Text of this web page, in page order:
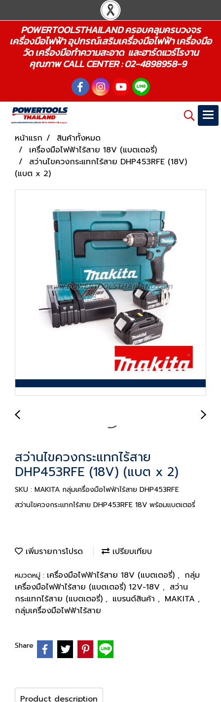
POWERTOOLSTHAILAND ครอบคลุมครบวงจร
เครื่องมือไฟฟ้า อุปกรณ์เสริมเครื่องมือไฟฟ้า เครื่องมือ
วัด เครื่องมือทำความสะอาด และฮาร์ดแวร์โรงาน
คุณภาพ CALL CENTER : 02-4898958-9
หน้าแรก
สินค้าทั้งหมด
เครื่องมือไฟฟ้าไร้สาย 18V (แบตเตอรี่)
สว่านไขควงกระแทกไร้สาย DHP453RFE (18V)
(แบต x 2)
สว่านไขควงกระแทกไร้สาย
DHP453RFE (18V) (แบต x 2)
SKU : MAKITA กลุ่มเครื่องมือไฟฟ้าไร้สาย DHP453RFE
สว่านไขควงกระแทกไร้สาย DHP453RFE 18V พร้อมแบตเตอรี่
เพิ่มรายการโปรด เปรียบเทียบ
หมวดหมู่ : เครื่องมือไฟฟ้าไร้สาย 18V (แบตเตอรี่) , กลุ่ม
เครื่องมือไฟฟ้าไร้สาย (แบตเตอรี่) 12V-18V , สว่าน
กระแทกไร้สาย (แบตเตอรี่) , แบรนด์สินค้า , MAKITA ,
กลุ่มเครื่องมือไฟฟ้าไร้สาย
Share
Product description